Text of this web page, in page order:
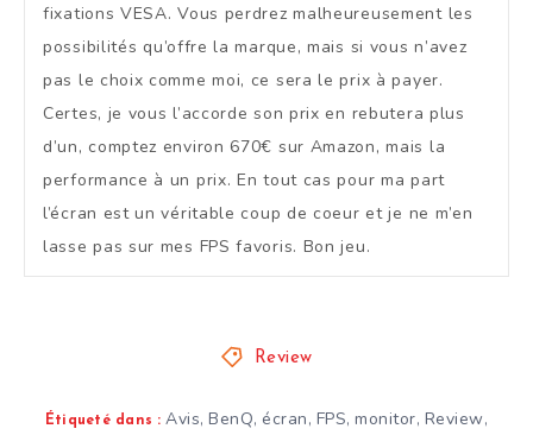
fixations VESA. Vous perdrez malheureusement les
possibilités qu’offre la marque, mais si vous n’avez
pas le choix comme moi, ce sera le prix à payer.
Certes, je vous l’accorde son prix en rebutera plus
d’un, comptez environ 670€ sur Amazon, mais la
performance à un prix. En tout cas pour ma part
l’écran est un véritable coup de coeur et je ne m’en
lasse pas sur mes FPS favoris. Bon jeu.
Review
Étiqueté dans : Avis,BenQ, écran, FPS,monitor, Review,